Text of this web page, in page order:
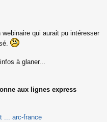
qui aurait pu intéresser
à glaner...
aux lignes express
... arc-france